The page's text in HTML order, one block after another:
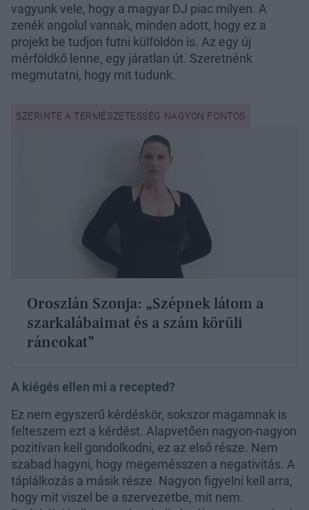
vagyunk vele, hogy a magyar DJ piac milyen. A
zenék angolul vannak, minden adott, hogy ez a
projekt be tudjon futni külföldön is. Az egy új
mérföldkő lenne, egy járatlan út. Szeretnénk
megmutatni, hogy mit tudunk.
Oroszlán Szonja: „Szépnek látom a
szarkalábaimat és a szám körüli
ráncokat”
A kiégés ellen mi a recepted?
Ez nem egyszerű kérdéskör, sokszor magamnak is
felteszem ezt a kérdést. Alapvetően nagyon-nagyon
pozitívan kell gondolkodni, ez az első része. Nem
szabad hagyni, hogy megemésszen a negativitás. A
táplálkozás a másik része. Nagyon figyelni kell arra,
hogy mit viszel be a szervezetbe, mit nem.